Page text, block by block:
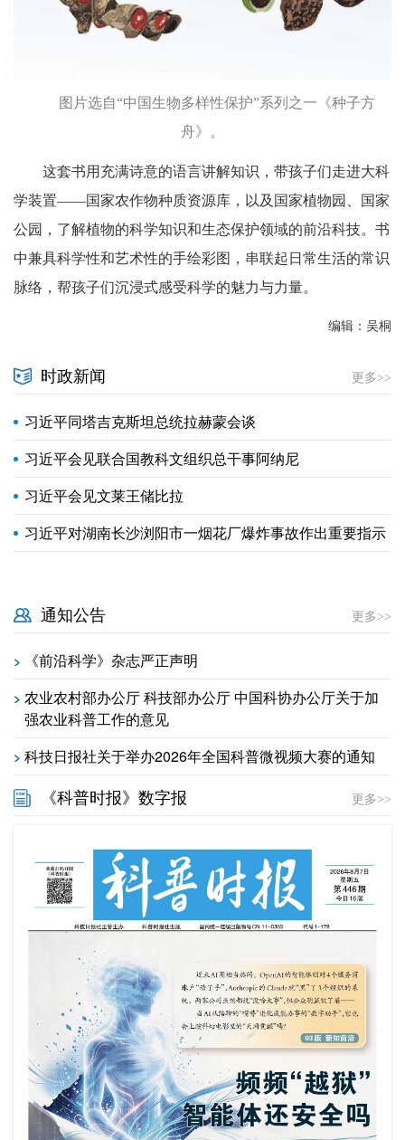
图片选自“中国生物多样性保护”系列之一《种子方
舟》。
这套书用充满诗意的语言讲解知识，带孩子们走进大科
学装置——国家农作物种质资源库，以及国家植物园、国家
公园，了解植物的科学知识和生态保护领域的前沿科技。书
中兼具科学性和艺术性的手绘彩图，串联起日常生活的常识
脉络，帮孩子们沉浸式感受科学的魅力与力量。
编辑：吴桐
时政新闻 更多>>
习近平同塔吉克斯坦总统拉赫蒙会谈
习近平会见联合国教科文组织总干事阿纳尼
习近平会见文莱王储比拉
习近平对湖南长沙浏阳市一烟花厂爆炸事故作出重要指示
通知公告 更多>>
> 《前沿科学》杂志严正声明
> 农业农村部办公厅 科技部办公厅 中国科协办公厅关于加
强农业科普工作的意见
> 科技日报社关于举办2026年全国科普微视频大赛的通知
《科普时报》数字报 更多>>